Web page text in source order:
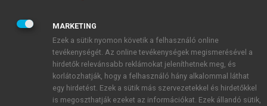
JELSZÓ
JELSZÓ ÚJRA
MARKETING
Ezek a sütik nyomon követik a felhasználó online
tevékenységét. Az online tevékenységek megismerésével a
hirdetők relevánsabb reklámokat jeleníthetnek meg, és
korlátozhatják, hogy a felhasználó hány alkalommal láthat
egy hirdetést. Ezek a sütik más szervezetekkel és hirdetőkkel
is megoszthatják ezeket az információkat. Ezek állandó sütik,